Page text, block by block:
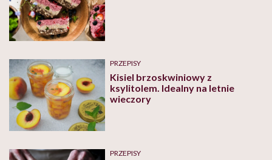
PRZEPISY
Kisiel brzoskwiniowy z
ksylitolem. Idealny na letnie
wieczory
PRZEPISY